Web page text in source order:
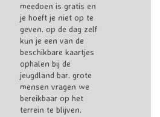
meedoen is gratis en
je hoeft je niet op te
geven. op de dag zelf
kun je een van de
beschikbare kaartjes
ophalen bij de
jeugdland bar. grote
mensen vragen we
bereikbaar op het
terrein te blijven.